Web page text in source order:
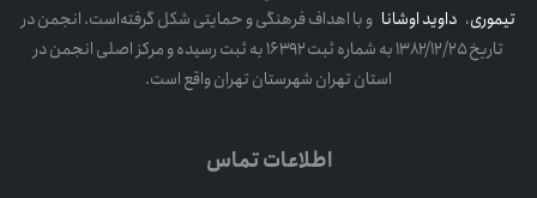
تیموری،داوید اوشاناو با اهداف فرهنگی و حمایتی شکل گرفته‌است. انجمن در
تاریخ ۱۳۸۲/۱۲/۲۵ به شماره ثبت ۱۶۳۹۲ به ثبت رسیده و مرکز اصلی انجمن در
استان تهران شهرستان تهران واقع است.
اطلاعات تماس